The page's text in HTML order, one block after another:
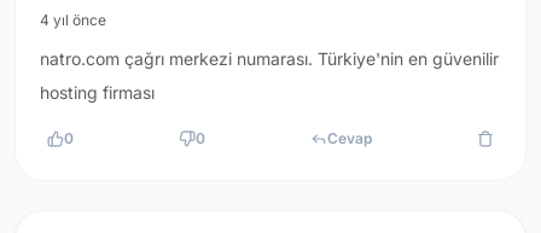
4 yıl önce
natro.com çağrı merkezi numarası. Türkiye'nin en güvenilir
hosting firması
0 0 Cevap